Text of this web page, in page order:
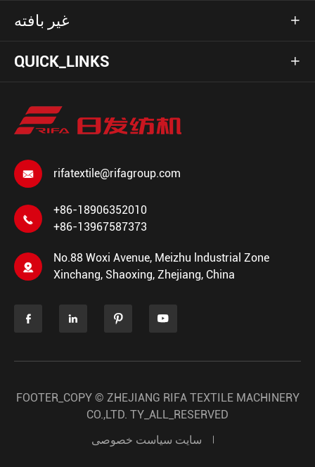
غیر بافته 
QUICK_LINKS 
 rifatextile@rifagroup.com

+86-18906352010
+86-13967587373

No.88 Woxi Avenue, Meizhu lndustrial Zone
Xinchang, Shaoxing, Zhejiang, China
   
FOOTER_COPY © ZHEJIANG RIFA TEXTILE MACHINERY
CO.,LTD. TY_ALL_RESERVED
سایت سیاست خصوصی